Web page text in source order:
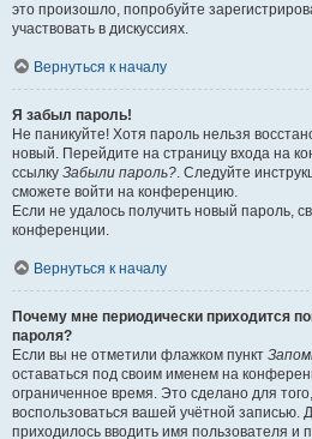
это произошло, попробуйте
участвовать в дискуссиях.
Вернуться к началу
Я забыл пароль!
Не паникуйте! Хотя пароль нельзя
новый. Перейдите на страницу входа на
ссылку Забыли пароль?. Следуйте
сможете войти на конференцию.
Если не удалось получить новый пароль,
конференции.
Вернуться к началу
Почему мне периодически приходится
пароля?
Если вы не отметили флажком пункт
оставаться под своим именем на
ограниченное время. Это сделано для
воспользоваться вашей учётной записью.
приходилось вводить имя пользователя и